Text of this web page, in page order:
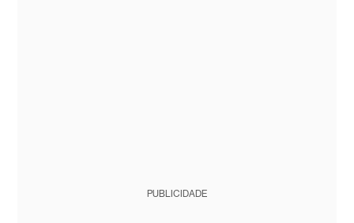
PUBLICIDADE